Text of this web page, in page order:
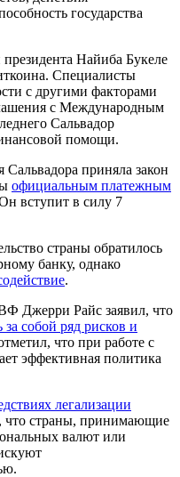
государства
Найиба Букеле
Специалисты
с другими факторами
с Международным
Сальвадор
помощи.
Сальвадора приняла закон
официальным платежным
вступит в силу 7
страны обратилось
банку, однако
.
Джерри Райс заявил, что
собой ряд рисков и
что при работе с
эффективная политика
легализации
что страны, принимающие
валют или